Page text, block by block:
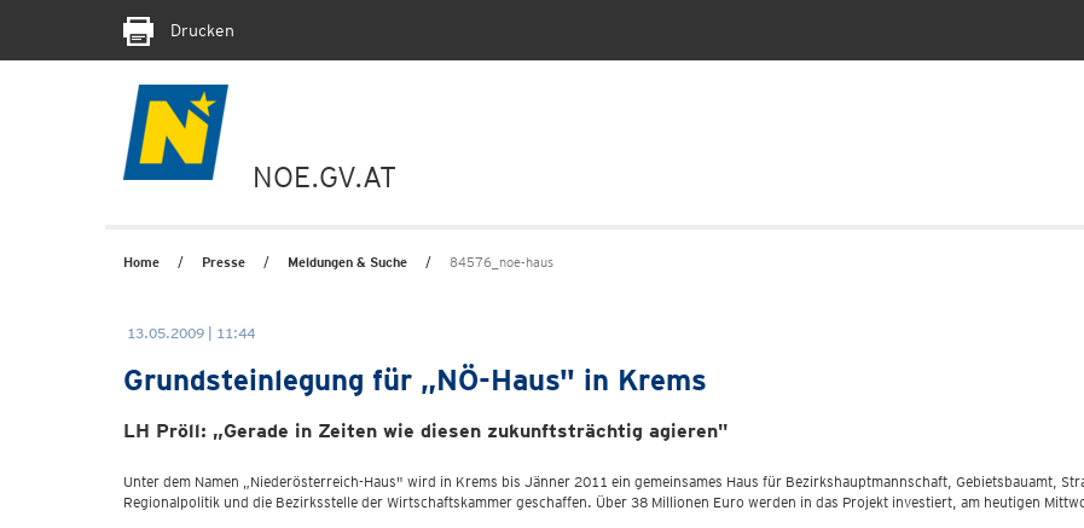
Drucken
NOE.GV.AT
Home Presse Meldungen & Suche 84576_noe-haus
13.05.2009 | 11:44
Grundsteinlegung für „NÖ-Haus" in Krems
LH Pröll: „Gerade in Zeiten wie diesen zukunftsträchtig agieren"
Unter dem Namen „Niederösterreich-Haus" wird in Krems bis Jänner 2011 ein gemeinsames Haus für Bezirkshauptmannschaft, Gebietsbauamt,
Regionalpolitik und die Bezirksstelle der Wirtschaftskammer geschaffen. Über 38 Millionen Euro werden in das Projekt investiert, am heutigen